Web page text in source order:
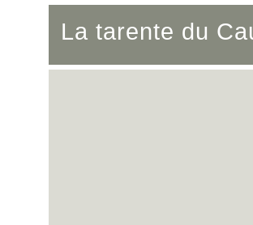
La tarente du